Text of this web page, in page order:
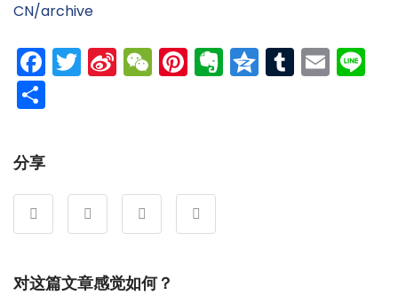
CN/archive
Facebook
Twitter
Sina
Weibo
WeChat
Pinterest
Evernote
Qzone
Tumblr
分享
对这篇文章感觉如何？